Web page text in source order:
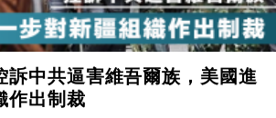
部擬擴大金屬關稅範圍 14類產品或加徵
界K11 9月升級會員制度 增鉑金卡級別鎖
群
6月零售額連升14個月 珠寶鐘錶銷售升勢
訴中共逼害維吾爾族，美國進
作出制裁